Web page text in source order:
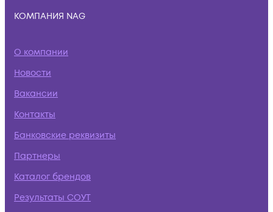
КОМПАНИЯ NAG
О компании
Новости
Вакансии
Контакты
Банковские реквизиты
Партнеры
Каталог брендов
Результаты СОУТ